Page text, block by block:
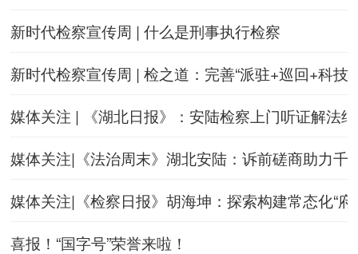
新时代检察宣传周 | 什么是刑事执行检察
新时代检察宣传周 | 检之道：完善“派驻+巡回+科技”
媒体关注 | 《湖北日报》：安陆检察上门听证解法
媒体关注|《法治周末》湖北安陆：诉前磋商助力千
媒体关注|《检察日报》胡海坤：探索构建常态化“府
喜报！“国字号”荣誉来啦！